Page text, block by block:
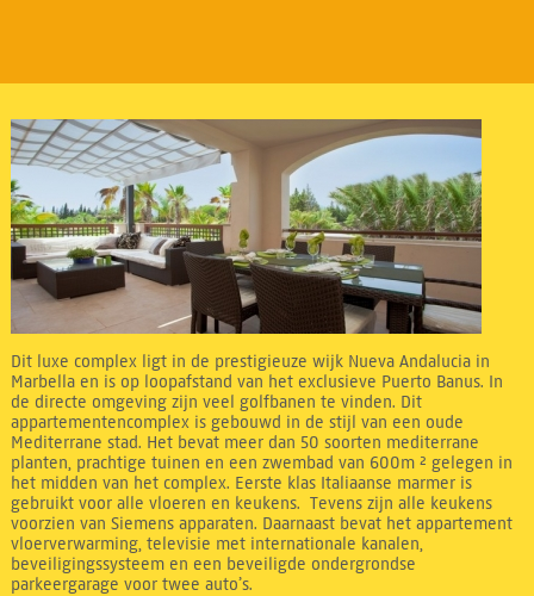
Dit luxe complex ligt in de prestigieuze wijk Nueva Andalucia in
Marbella en is op loopafstand van het exclusieve Puerto Banus. In
de directe omgeving zijn veel golfbanen te vinden. Dit
appartementencomplex is gebouwd in de stijl van een oude
Mediterrane stad. Het bevat meer dan 50 soorten mediterrane
planten, prachtige tuinen en een zwembad van 600m ² gelegen in
het midden van het complex. Eerste klas Italiaanse marmer is
gebruikt voor alle vloeren en keukens. Tevens zijn alle keukens
voorzien van Siemens apparaten. Daarnaast bevat het appartement
vloerverwarming, televisie met internationale kanalen,
beveiligingssysteem en een beveiligde ondergrondse
parkeergarage voor twee auto’s.